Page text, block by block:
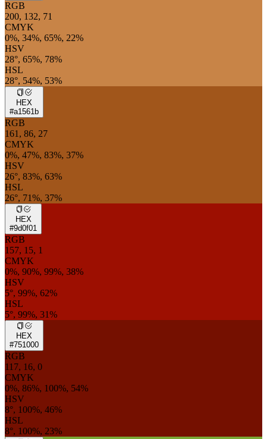
RGB
200, 132, 71
CMYK
0%, 34%, 65%, 22%
HSV
28°, 65%, 78%
HSL
28°, 54%, 53%
HEX
#a1561b
RGB
161, 86, 27
CMYK
0%, 47%, 83%, 37%
HSV
26°, 83%, 63%
HSL
26°, 71%, 37%
HEX
#9d0f01
RGB
157, 15, 1
CMYK
0%, 90%, 99%, 38%
HSV
5°, 99%, 62%
HSL
5°, 99%, 31%
HEX
#751000
RGB
117, 16, 0
CMYK
0%, 86%, 100%, 54%
HSV
8°, 100%, 46%
HSL
8°, 100%, 23%